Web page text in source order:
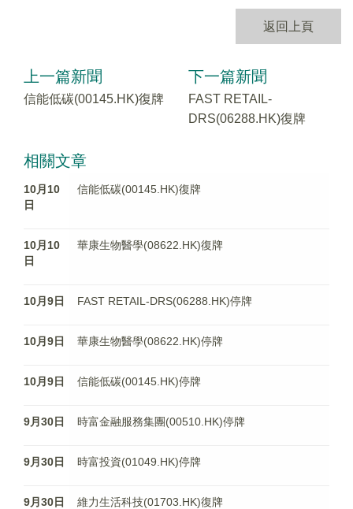
返回上頁
上一篇新聞
信能低碳(00145.HK)復牌
下一篇新聞
FAST RETAIL-
DRS(06288.HK)復牌
相關文章
10月10
日
信能低碳(00145.HK)復牌
10月10
日
華康生物醫學(08622.HK)復牌
10月9日 FAST RETAIL-DRS(06288.HK)停牌
10月9日 華康生物醫學(08622.HK)停牌
10月9日 信能低碳(00145.HK)停牌
9月30日 時富金融服務集團(00510.HK)停牌
9月30日 時富投資(01049.HK)停牌
9月30日 維力生活科技(01703.HK)復牌